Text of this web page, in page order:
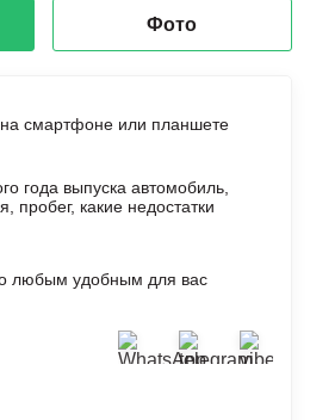
Фото
смартфоне или планшете
года выпуска автомобиль,
пробег, какие недостатки
любым удобным для вас